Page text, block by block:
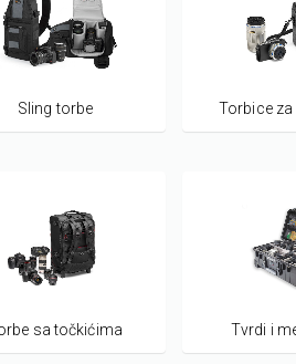
Sling torbe Torbice
sa točkićima Tvrdi i